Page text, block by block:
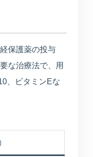
保護薬の投与
な治療法で、用
、ビタミンEな